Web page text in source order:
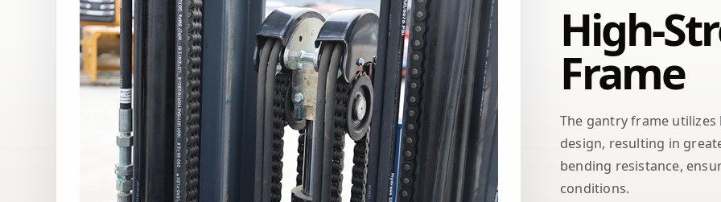
High-
Frame
The gantry frame
design, resulting in
bending resistance,
conditions.